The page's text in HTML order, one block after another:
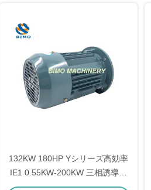
132KW 180HP Yシリーズ高効率
IE1 0.55KW-200KW 三相誘導電
動機